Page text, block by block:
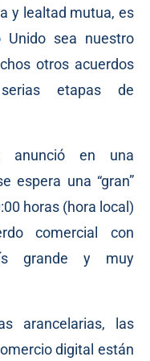
y lealtad mutua, es
sea nuestro
otros acuerdos
etapas de
anunció en una
espera una “gran”
horas (hora local)
comercial con
grande y muy
arancelarias, las
digital están